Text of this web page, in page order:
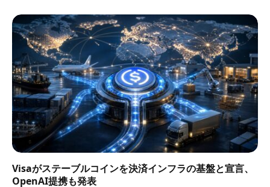
Visaがステーブルコインを決済インフラの基盤と宣言、
OpenAI提携も発表